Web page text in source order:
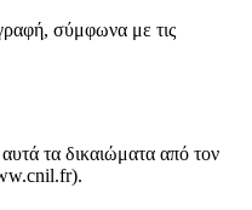
σύμφωνα με τις
τα δικαιώματα από τον